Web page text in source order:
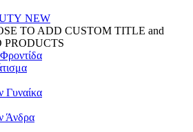
NEW
TO ADD CUSTOM TITLE and
PRODUCTS
Γυναίκα
Άνδρα